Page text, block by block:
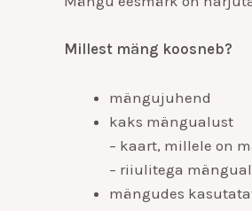
Millest mäng koosneb?
mängujuhend
kaks mängualust
– kaart, millele on
– riiulitega
mängudes